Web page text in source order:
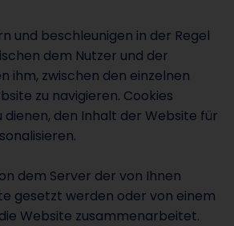
und beschleunigen in der Regel
dem Nutzer und der
ihm, zwischen den einzelnen
zu navigieren. Cookies
dienen, den Inhalt der Website für
dem Server der von Ihnen
gesetzt werden oder von einem
Website zusammenarbeitet.